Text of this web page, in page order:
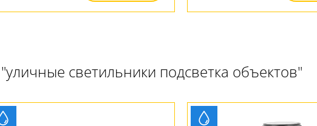
светильники подсветка объектов"